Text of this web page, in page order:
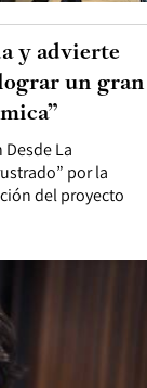
La
por la
del proyecto
y advierte
un gran